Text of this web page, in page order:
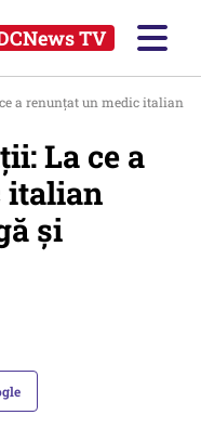
TV
a renunțat un medic italian
La ce a
italian
și